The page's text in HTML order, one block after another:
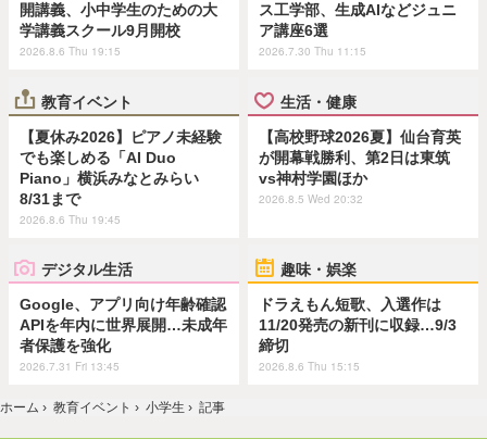
開講義、小中学生のための大
学講義スクール9月開校
2026.8.6 Thu 19:15
ス工学部、生成AIなどジュニ
ア講座6選
2026.7.30 Thu 11:15
教育イベント
【夏休み2026】ピアノ未経験
でも楽しめる「AI Duo
Piano」横浜みなとみらい
8/31まで
2026.8.6 Thu 19:45
生活・健康
【高校野球2026夏】仙台育英
が開幕戦勝利、第2日は東筑
vs神村学園ほか
2026.8.5 Wed 20:32
デジタル生活
Google、アプリ向け年齢確認
APIを年内に世界展開…未成年
者保護を強化
2026.7.31 Fri 13:45
趣味・娯楽
ドラえもん短歌、入選作は
11/20発売の新刊に収録…9/3
締切
2026.8.6 Thu 15:15
ホーム › 教育イベント › 小学生 › 記事